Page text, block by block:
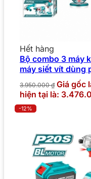
Hết hàng
Bộ combo 3 máy
máy siết vít dùng
3.950.000₫ Giá gốc
hiện tại là:
-12%